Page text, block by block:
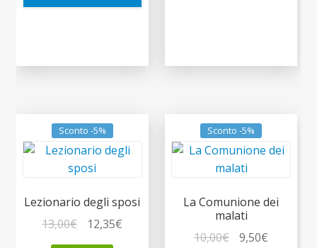
Sconto -5%
Lezionario degli sposi
13,00€
prezzo
12,35€
Sconto -5%
La Comunione dei
malati
10,00€ 9,50€